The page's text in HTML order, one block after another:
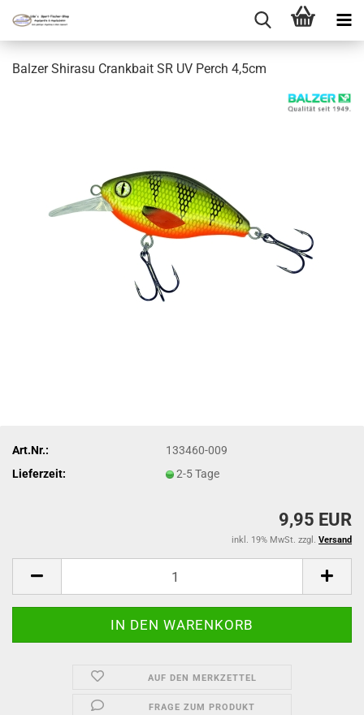
Balzer Shirasu Crankbait SR UV Perch 4,5cm
Art.Nr.:
133460-009
Lieferzeit:
2-5 Tage
9,95 EUR
inkl. 19% MwSt. zzgl. Versand
AUF DEN MERKZETTEL
FRAGE ZUM PRODUKT